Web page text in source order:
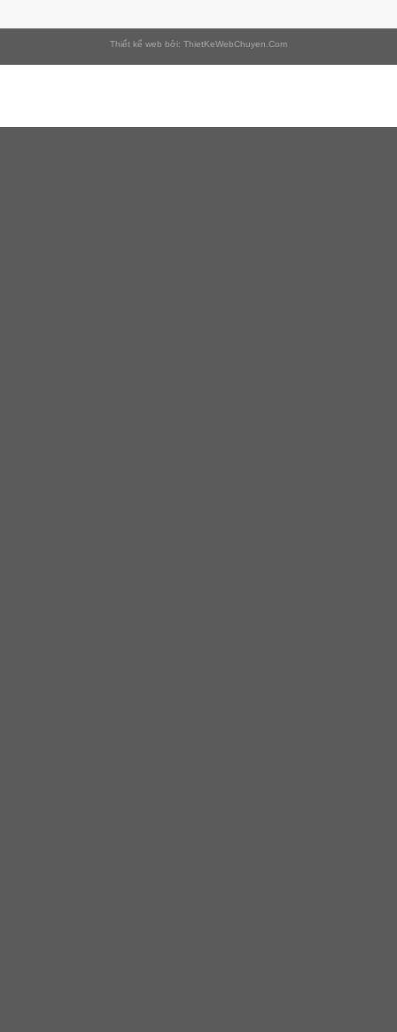
Thiết kế web bởi: ThietKeWebChuyen.Com